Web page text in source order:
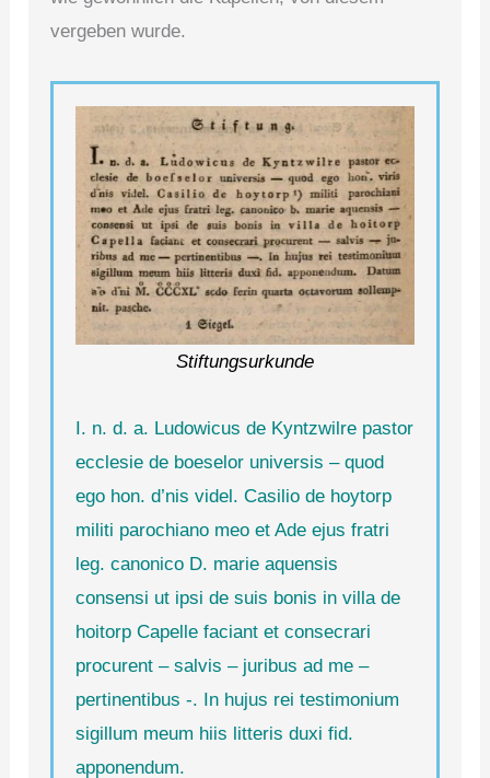
vergeben wurde.
Stiftungsurkunde
I. n. d. a. Ludowicus de Kyntzwilre pastor
ecclesie de boeselor universis – quod
ego hon. d’nis videl. Casilio de hoytorp
militi parochiano meo et Ade ejus fratri
leg. canonico D. marie aquensis
consensi ut ipsi de suis bonis in villa de
hoitorp Capelle faciant et consecrari
procurent – salvis – juribus ad me –
pertinentibus -. In hujus rei testimonium
sigillum meum hiis litteris duxi fid.
apponendum.